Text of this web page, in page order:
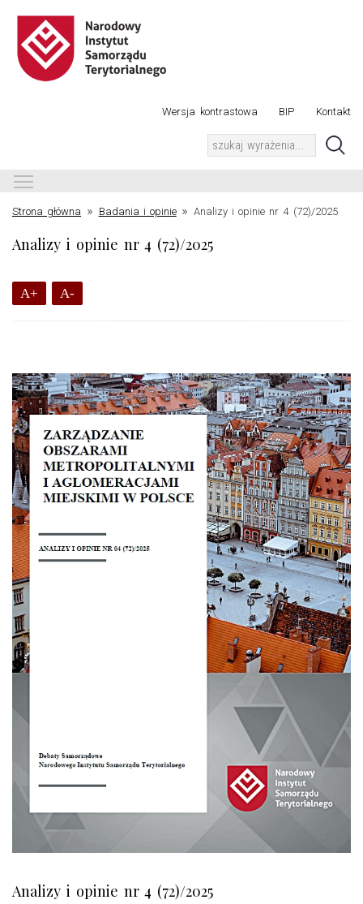
Wersja kontrastowa BIP Kontakt
Strona główna » Badania i opinie»Analizy i opinie nr 4 (72)/2025
Analizy i opinie nr 4 (72)/2025
A+ A-
Analizy i opinie nr 4 (72)/2025